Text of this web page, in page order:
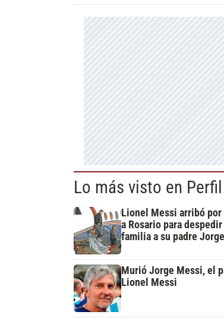
Lo más visto en Perfil
Lionel Messi arribó por
a Rosario para despedir
familia a su padre Jorge
Murió Jorge Messi, el
Lionel Messi